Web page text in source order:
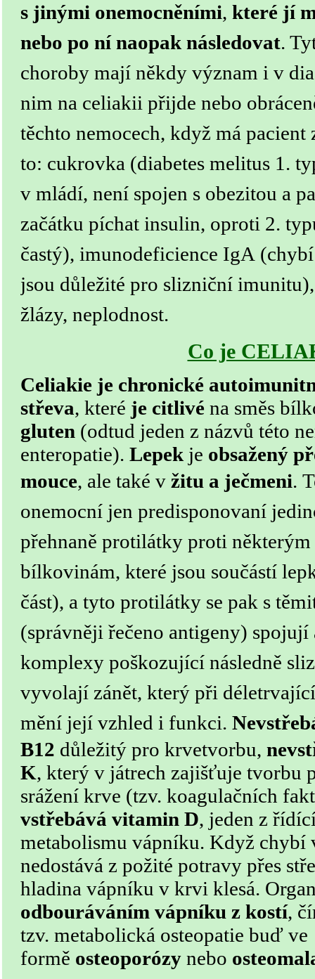
s jinými onemocněními, které jí
nebo po ní naopak následovat.
choroby mají někdy význam i v
nim na celiakii přijde nebo
těchto nemocech, když má
to: cukrovka (diabetes melitus 1.
v mládí, není spojen s obezitou a
začátku píchat insulin, oproti 2.
častý), imunodeficience IgA
jsou důležité pro slizniční
žlázy, neplodnost.
Co je
Celiakie je chronické
střeva, které je citlivé na směs
gluten (odtud jeden z názvů této
enteropatie). Lepek je obsažený
mouce, ale také v žitu a ječmeni.
onemocní jen predisponovaní
přehnaně protilátky proti některým
bílkovinám, které jsou součástí
část), a tyto protilátky se pak s
(správněji řečeno antigeny)
komplexy poškozující následně
vyvolají zánět, který při
mění její vzhled i funkci. N
B12 důležitý pro krvetvorbu,
K, který v játrech zajišťuje tvorbu
srážení krve (tzv. koagulačních
vstřebává vitamin D, jeden z
metabolismu vápníku. Když chybí
nedostává z požité potravy přes
hladina vápníku v krvi klesá.
odbouráváním vápníku z kostí,
tzv. metabolická osteopatie buď ve
formě osteoporózy nebo